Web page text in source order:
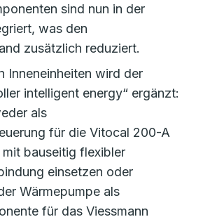
sind nun in der
was den
zusätzlich reduziert.
Inneneinheiten wird der
intelligent energy“ ergänzt:
als
für die Vitocal 200-A
bauseitig flexibler
einsetzen oder
Wärmepumpe als
für das Viessmann